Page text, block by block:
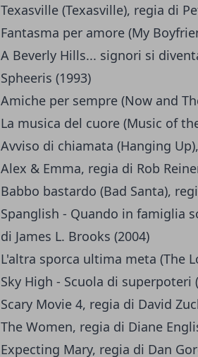
Texasville (Texasville), regia di
Fantasma per amore (My
A Beverly Hills... signori si
Spheeris (1993)
Amiche per sempre (Now and
La musica del cuore (Music of
Avviso di chiamata (Hanging
Alex & Emma, regia di Rob
Babbo bastardo (Bad Santa),
Spanglish - Quando in famiglia
di James L. Brooks (2004)
L'altra sporca ultima meta (The
Sky High - Scuola di
Scary Movie 4, regia di David
The Women, regia di Diane
Expecting Mary, regia di Dan